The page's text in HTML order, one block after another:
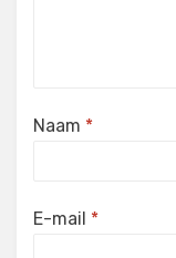
Naam *
E-mail *